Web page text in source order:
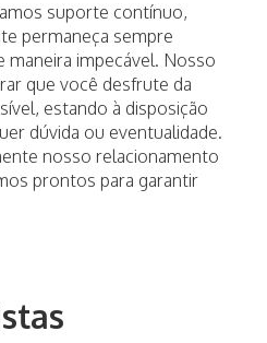
suporte contínuo,
permaneça sempre
maneira impecável. Nosso
que você desfrute da
estando à disposição
dúvida ou eventualidade.
nosso relacionamento
prontos para garantir